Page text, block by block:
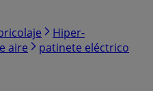
Hiper-
aire patinete eléctrico